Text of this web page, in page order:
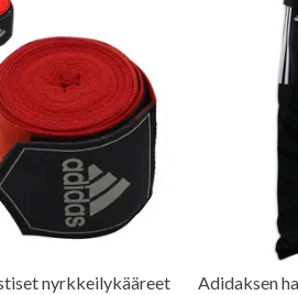
nyrkkeilykääreet
Adidaksen